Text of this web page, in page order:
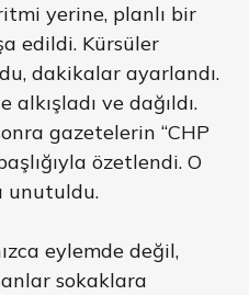
yerine, planlı bir
edildi. Kürsüler
dakikalar ayarlandı.
ve dağıldı.
gazetelerin “CHP
özetlendi. O
unutuldu.
eylemde değil,
sokaklara